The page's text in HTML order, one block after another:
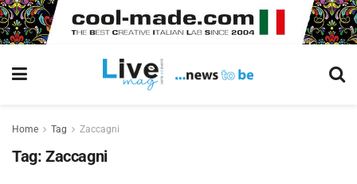
Home Tag Zaccagni
Tag: Zaccagni